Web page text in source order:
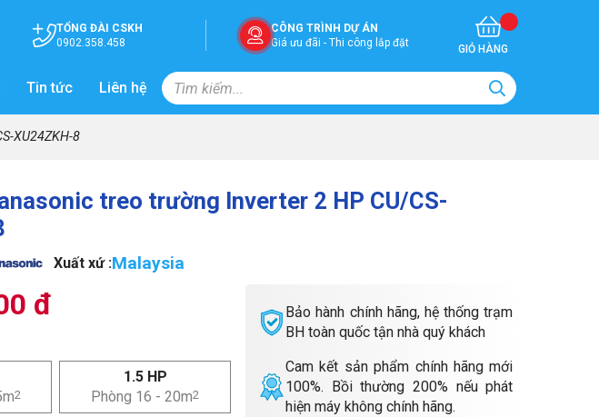
TỔNG ĐÀI CSKH
0902.358.458
CÔNG TRÌNH DỰ ÁN
Giá ưu đãi - Thi công lắp đặt
GIỎ HÀNG
Tin tức Liên hệ
XU24ZKH-8
treo trường Inverter 2 HP CU/CS-
Xuất xứ :Malaysia
đ
2
1.5 HP
Phòng 16 - 20m2
Bảo hành chính hãng, hệ thống trạm
BH toàn quốc tận nhà quý khách
Cam kết sản phẩm chính hãng mới
100%. Bồi thường 200% nếu phát
hiện máy không chính hãng.